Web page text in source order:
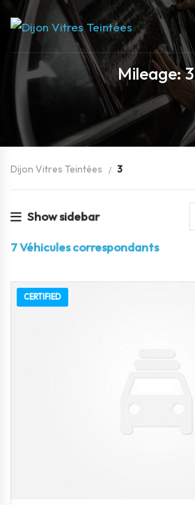
Mileage: 3
Dijon Vitres Teintées 3
Show sidebar
7Véhicules correspondants
CERTIFIED